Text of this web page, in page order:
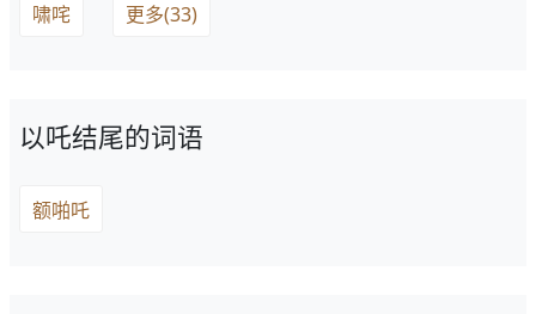
啸咤 更多(33)
以吒结尾的词语
额啪吒